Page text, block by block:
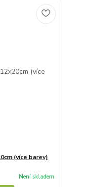
(více barev)
Není skladem